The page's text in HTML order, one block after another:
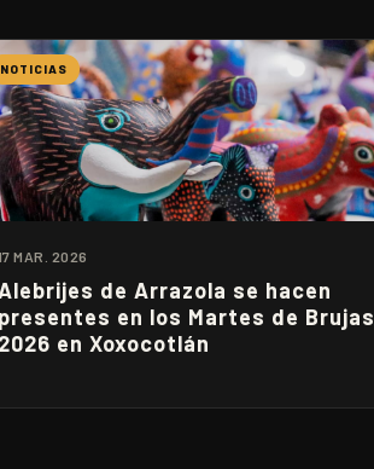
NOTICIAS
MAR. 2026
de Arrazola se hacen
presentes en los Martes de Brujas
2026 en Xoxocotlán